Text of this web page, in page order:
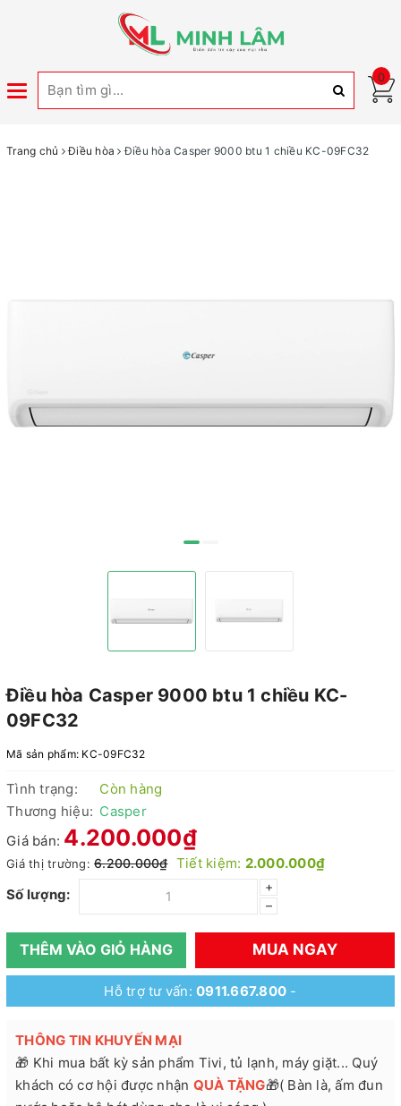
Toggle
0
Trang chủ Điều hòa Điều hòa Casper 9000 btu 1 chiều KC-09FC32
Điều hòa Casper 9000 btu 1 chiều KC-
09FC32
Mã sản phẩm: KC-09FC32
Tình trạng:
Còn hàng
Thương hiệu: Casper
Giá bán: 4.200.000₫
Giá thị trường: 6.200.000₫ Tiết kiệm: 2.000.000₫
Số lượng:
+
–
THÊM VÀO GIỎ HÀNG MUA NGAY
Hỗ trợ tư vấn:0911.667.800 -
THÔNG TIN KHUYẾN MẠI
🎁 Khi mua bất kỳ sản phẩm Tivi, tủ lạnh, máy giặt... Quý
khách có cơ hội được nhận QUÀ TẶNG🎁( Bàn là, ấm đun